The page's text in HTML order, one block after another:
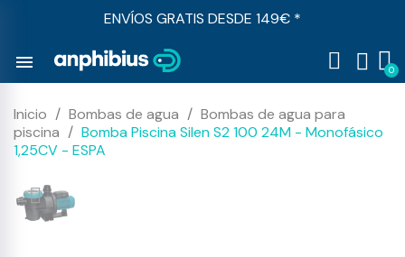
ENVÍOS GRATIS DESDE 149€ *
menu
Inicio Bombas de agua
Bombas de agua para
piscina
Bomba Piscina Silen S2 100 24M - Monofásico
1,25CV - ESPA